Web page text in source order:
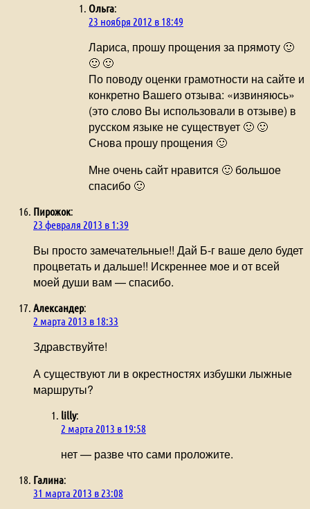
Ольга:
23 ноября 2012 в 18:49
Лариса, прошу прощения за прямоту 🙂
🙂 🙂
По поводу оценки грамотности на сайте и
конкретно Вашего отзыва: «извиняюсь»
(это слово Вы использовали в отзыве) в
русском языке не существует 🙂 🙂
Снова прошу прощения 🙂
Мне очень сайт нравится 🙂 большое
спасибо 🙂
Пирожок:
23 февраля 2013 в 1:39
Вы просто замечательные!! Дай Б-г ваше дело будет
процветать и дальше!! Искреннее мое и от всей
моей души вам — спасибо.
Александер:
2 марта 2013 в 18:33
Здравствуйте!
А существуют ли в окрестностях избушки лыжные
маршруты?
lilly:
2 марта 2013 в 19:58
нет — разве что сами проложите.
Галина:
31 марта 2013 в 23:08